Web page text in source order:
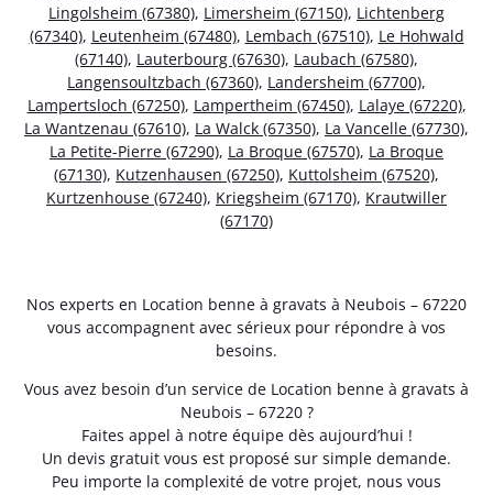
Lingolsheim (67380), Limersheim (67150), Lichtenberg
(67340), Leutenheim (67480), Lembach (67510), Le Hohwald
(67140), Lauterbourg (67630), Laubach (67580),
Langensoultzbach (67360), Landersheim (67700),
Lampertsloch (67250), Lampertheim (67450), Lalaye (67220),
La Wantzenau (67610), La Walck (67350), La Vancelle (67730),
La Petite-Pierre (67290), La Broque (67570), La Broque
(67130), Kutzenhausen (67250), Kuttolsheim (67520),
Kurtzenhouse (67240), Kriegsheim (67170), Krautwiller
(67170)
Nos experts en Location benne à gravats à Neubois – 67220
vous accompagnent avec sérieux pour répondre à vos
besoins.
Vous avez besoin d’un service de Location benne à gravats à
Neubois – 67220 ?
Faites appel à notre équipe dès aujourd’hui !
Un devis gratuit vous est proposé sur simple demande.
Peu importe la complexité de votre projet, nous vous